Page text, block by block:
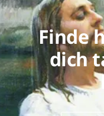
Finde
dich